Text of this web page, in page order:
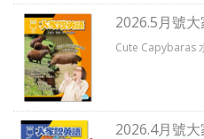
2026.5月號
Cute Capybaras
2026.4月號